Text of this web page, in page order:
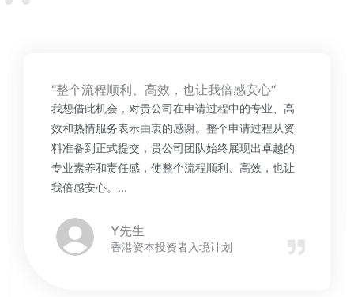
“整个流程顺利、高效，也让我倍感安心“
我想借此机会，对贵公司在申请过程中的专业、高
效和热情服务表示由衷的感谢。整个申请过程从资
料准备到正式提交，贵公司团队始终展现出卓越的
专业素养和责任感，使整个流程顺利、高效，也让
我倍感安心。...
Y先生
香港资本投资者入境计划